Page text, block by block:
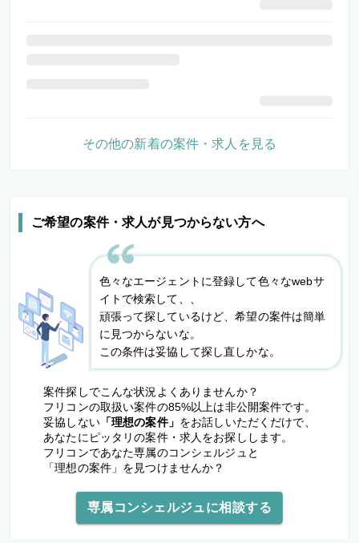
ご希望の案件・求人が見つからない方へ
色々なエージェントに登録して色々なwebサ
イトで検索して、、
頑張って探しているけど、希望の案件は簡単
に見つからないな。
この条件は妥協して探し直しかな。
案件探しでこんな状況よくありませんか？
フリコンの取扱い案件の85%以上は非公開案件です。
妥協しない「理想の案件」 をお話しいただくだけで、
あなたにピッタリの案件・求人をお探しします。
フリコンであなた専属のコンシェルジュと
「理想の案件」を見つけませんか？
専属コンシェルジュに相談する
その他の新着の案件・求人を見る